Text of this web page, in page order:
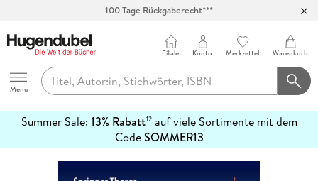
Abholung in über 100 Filialen
Hugendubel
Menu
Filiale Konto Merkzettel Warenkorb
Summer Sale: 13% Rabatt12auf viele Sortimente mit dem
CodeSOMMER13
erfahren